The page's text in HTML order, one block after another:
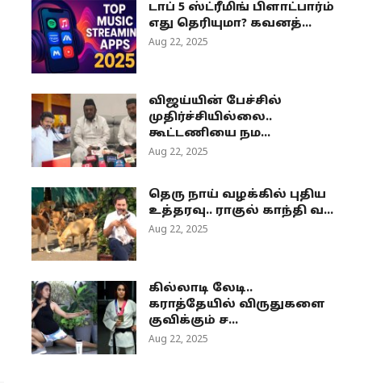
டாப் 5 ஸ்ட்ரீமிங் பிளாட்பார்ம்
எது தெரியுமா? கவனத்...
Aug 22, 2025
விஜய்யின் பேச்சில்
முதிர்ச்சியில்லை..
கூட்டணியை நம...
Aug 22, 2025
தெரு நாய் வழக்கில் புதிய
உத்தரவு.. ராகுல் காந்தி வ...
Aug 22, 2025
கில்லாடி லேடி..
கராத்தேயில் விருதுகளை
குவிக்கும் ச...
Aug 22, 2025